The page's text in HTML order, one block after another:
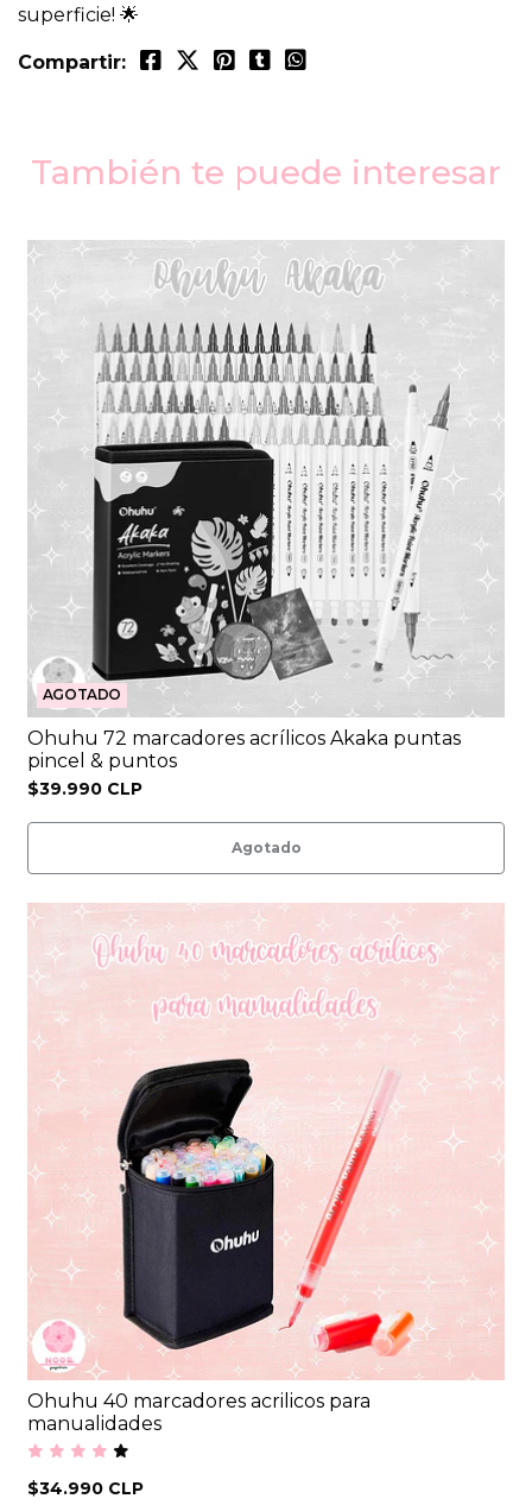
superficie! 🌟
Compartir:
También te puede interesar
AGOTADO
Ohuhu 72 marcadores acrílicos Akaka puntas
pincel & puntos
$39.990 CLP
Agotado
Ohuhu 40 marcadores acrilicos para
manualidades
$34.990 CLP